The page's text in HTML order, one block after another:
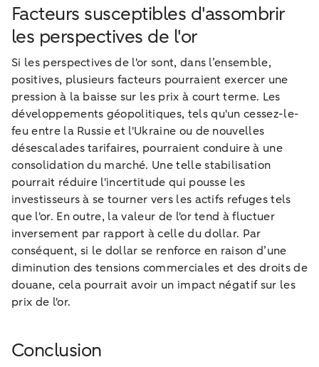
Facteurs susceptibles d'assombrir
les perspectives de l'or
Si les perspectives de l'or sont, dans l’ensemble,
positives, plusieurs facteurs pourraient exercer une
pression à la baisse sur les prix à court terme. Les
développements géopolitiques, tels qu'un cessez-le-
feu entre la Russie et l'Ukraine ou de nouvelles
désescalades tarifaires, pourraient conduire à une
consolidation du marché. Une telle stabilisation
pourrait réduire l'incertitude qui pousse les
investisseurs à se tourner vers les actifs refuges tels
que l'or. En outre, la valeur de l'or tend à fluctuer
inversement par rapport à celle du dollar. Par
conséquent, si le dollar se renforce en raison d’une
diminution des tensions commerciales et des droits de
douane, cela pourrait avoir un impact négatif sur les
prix de l'or.
Conclusion